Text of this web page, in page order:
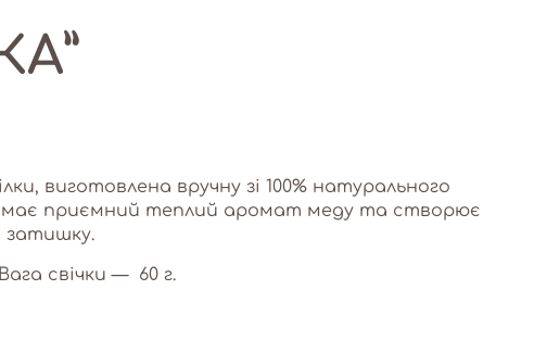
виготовлена вручну зі 100% натурального
має приємний теплий аромат меду та створює
затишку.
свічки — 60 г.